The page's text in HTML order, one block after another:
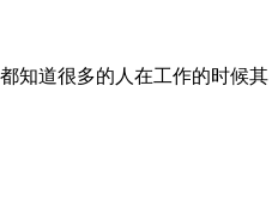
知道很多的人在工作的时候其